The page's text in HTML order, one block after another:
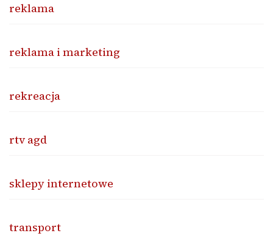
reklama
reklama i marketing
rekreacja
rtv agd
sklepy internetowe
transport